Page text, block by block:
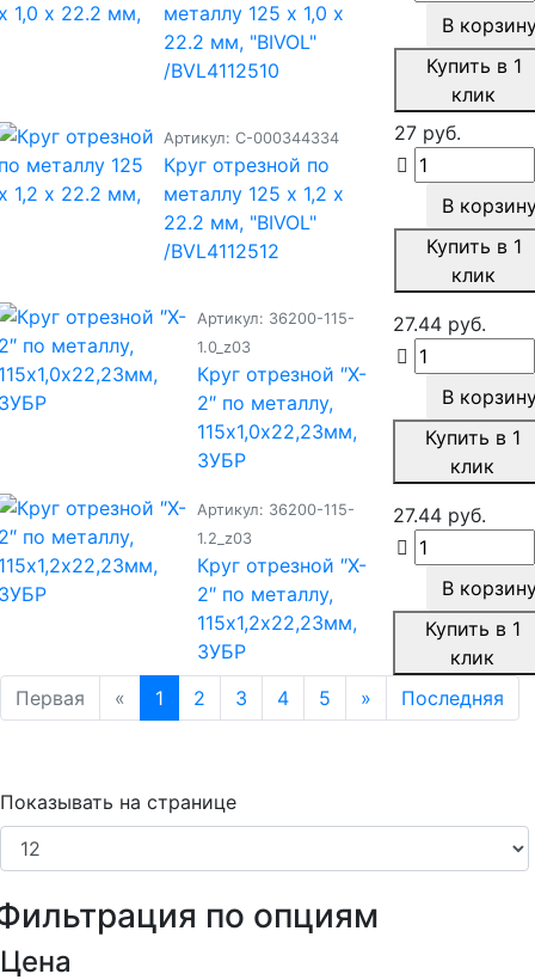
металлу 125 х 1,0 х
22.2 мм, "BIVOL"
/BVL4112510
В
Купить в 1
клик
Артикул: С-000344334
Круг отрезной по
металлу 125 х 1,2 х
22.2 мм, "BIVOL"
/BVL4112512
27 руб.
В
Купить в 1
клик
Артикул: 36200-115-
1.0_z03
Круг отрезной ″X-
2″ по металлу,
115х1,0х22,23мм,
ЗУБР
27.44 руб.
В
Купить в 1
клик
Артикул: 36200-115-
1.2_z03
Круг отрезной ″X-
2″ по металлу,
115х1,2х22,23мм,
ЗУБР
27.44 руб.
В
Купить в 1
клик
Первая
« 1 2 3 4 5 » Последняя
Показывать на странице
по опциям
Цена